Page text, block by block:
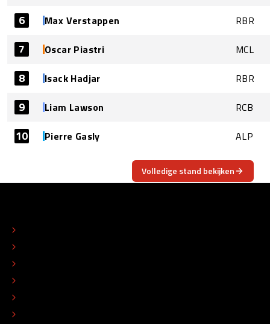
6 Max Verstappen RBR
7 Oscar Piastri MCL
8 Isack Hadjar RBR
9 Liam Lawson RCB
10 Pierre Gasly ALP
Volledige stand bekijken